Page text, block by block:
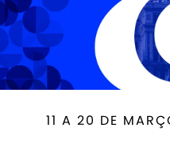
11 A 20 DE